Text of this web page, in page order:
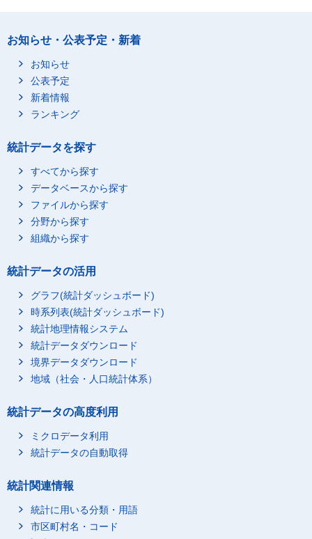
お知らせ・公表予定・新着
お知らせ
公表予定
新着情報
ランキング
統計データを探す
すべてから探す
データベースから探す
ファイルから探す
分野から探す
組織から探す
統計データの活用
グラフ(統計ダッシュボード)
時系列表(統計ダッシュボード)
統計地理情報システム
統計データダウンロード
境界データダウンロード
地域（社会・人口統計体系）
統計データの高度利用
ミクロデータ利用
統計データの自動取得
統計関連情報
統計に用いる分類・用語
市区町村名・コード